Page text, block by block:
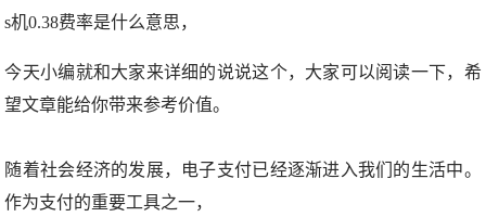
s机0.38费率是什么意思，
今天小编就和大家来详细的说说这个，大家可以阅读一下，希
望文章能给你带来参考价值。
随着社会经济的发展，电子支付已经逐渐进入我们的生活中。
作为支付的重要工具之一，